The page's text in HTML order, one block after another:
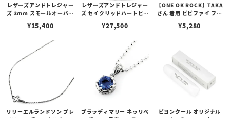
レザーズアンドトレジャー
ズ 3mm スモールオーバル
スタークラスプ＆LTロゴプ
¥15,400
レザーズアンドトレジャー
ズ セイクリッドハートピア
¥27,500
【ONE OK ROCK】TAKA
さん 着用 ビビファイ フー
¥5,280
リリーエルランドソン プレ
ブラッディマリー ネッリペ
ビヨンクール オリジナル